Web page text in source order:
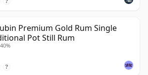
Premium Gold Rum Single
Pot Still Rum
?